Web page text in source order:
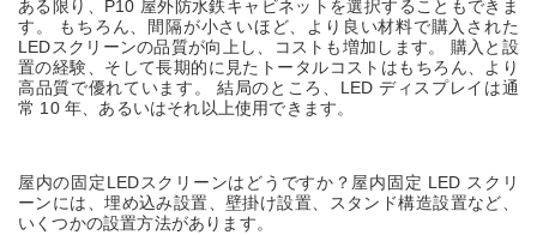
ある限り、P10 屋外防水鉄キャビネットを選択することもできま
す。 もちろん、間隔が小さいほど、より良い材料で購入された
LEDスクリーンの品質が向上し、コストも増加します。 購入と設
置の経験、そして長期的に見たトータルコストはもちろん、より
高品質で優れています。 結局のところ、LED ディスプレイは通
常 10 年、あるいはそれ以上使用できます。
屋内の固定LEDスクリーンはどうですか？屋内固定 LED スクリ
ーンには、埋め込み設置、壁掛け設置、スタンド構造設置など、
いくつかの設置方法があります。